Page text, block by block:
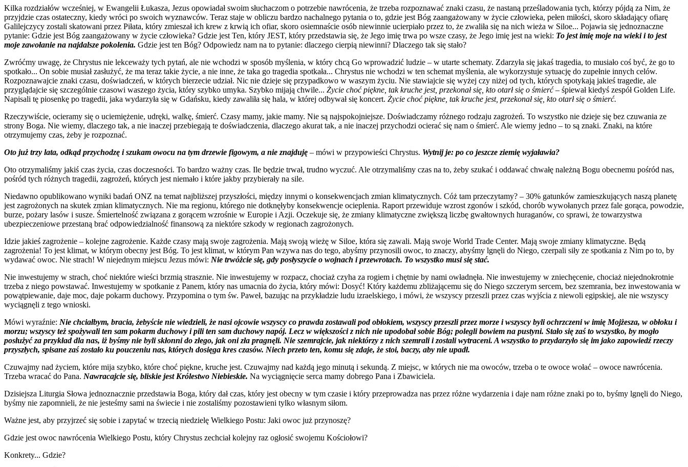
Kilka rozdziałów wcześniej, w Ewangelii Łukasza, Jezus opowiadał swoim słuchaczom o potrzebie nawrócenia, że trzeba rozpoznawać znaki czasu, że nastaną prześladowania tych, którzy pójdą za Nim, że
przyjdzie czas ostateczny, kiedy wróci po swoich wyznawców. Teraz staje w obliczu bardzo nachalnego pytania o to, gdzie jest Bóg zaangażowany w życie człowieka, pełen miłości, skoro składający ofiarę
Galilejczycy zostali skatowani przez Piłata, który zmieszał ich krew z krwią ich ofiar, skoro osiemnaście osób niewinnie ucierpiało przez to, że zwaliła się na nich wieża w Siloe... Pojawia się jednoznaczne
pytanie: Gdzie jest Bóg zaangażowany w życie człowieka? Gdzie jest Ten, który JEST, który przedstawia się, że Jego imię trwa po wsze czasy, że Jego imię jest na wieki: To jest imię moje na wieki i to jest
moje zawołanie na najdalsze pokolenia. Gdzie jest ten Bóg? Odpowiedz nam na to pytanie: dlaczego cierpią niewinni? Dlaczego tak się stało?
Zwróćmy uwagę, że Chrystus nie lekceważy tych pytań, ale nie wchodzi w sposób myślenia, w który chcą Go wprowadzić ludzie – w utarte schematy. Zdarzyła się jakaś tragedia, to musiało coś być, że go to
spotkało... On sobie musiał zasłużyć, że ma teraz takie życie, a nie inne, że taka go tragedia spotkała... Chrystus nie wchodzi w ten schemat myślenia, ale wykorzystuje sytuację do zupełnie innych celów.
Rozpoznawajcie znaki czasu, doświadczeń, w których bierzecie udział. Nic nie dzieje się przypadkowo w waszym życiu. Nie stawiajcie się wyżej czy niżej od tych, których spotykają jakieś tragedie, ale
przyglądajcie się szczególnie czasowi waszego życia, który szybko umyka. Szybko mijają chwile... Życie choć piękne, tak kruche jest, przekonał się, kto otarł się o śmierć– śpiewał kiedyś zespół Golden Life.
Napisali tę piosenkę po tragedii, jaka wydarzyła się w Gdańsku, kiedy zawaliła się hala, w której odbywał się koncert. Życie choć piękne, tak kruche jest, przekonał się, kto otarł się o śmierć.
Rzeczywiście, ocieramy się o uciemiężenie, udręki, walkę, śmierć. Czasy mamy, jakie mamy. Nie są najspokojniejsze. Doświadczamy różnego rodzaju zagrożeń. To wszystko nie dzieje się bez czuwania ze
strony Boga. Nie wiemy, dlaczego tak, a nie inaczej przebiegają te doświadczenia, dlaczego akurat tak, a nie inaczej przychodzi ocierać się nam o śmierć. Ale wiemy jedno – to są znaki. Znaki, na które
otrzymujemy czas, żeby je rozpoznać.
Oto już trzy lata, odkąd przychodzę i szukam owocu na tym drzewie figowym, a nie znajduję – mówi w przypowieści Chrystus. Wytnij je: po co jeszcze ziemię wyjaławia?
Oto otrzymaliśmy jakiś czas życia, czas doczesności. To bardzo ważny czas. Ile będzie trwał, trudno wyczuć. Ale otrzymaliśmy czas na to, żeby szukać i oddawać chwałę należną Bogu obecnemu pośród nas,
pośród tych różnych tragedii, zagrożeń, których jest niemało i które jakby przybierały na sile.
Niedawno opublikowano wyniki badań ONZ na temat najbliższej przyszłości, między innymi o konsekwencjach zmian klimatycznych. Cóż tam przeczytamy? – 30% gatunków zamieszkujących naszą planetę
jest zagrożonych na skutek zmian klimatycznych. Nie ma regionu, którego nie dotknęłyby konsekwencje ocieplenia. Raport przewiduje wzrost zgonów i szkód, chorób wywołanych przez fale gorąca, powodzie,
burze, pożary lasów i susze. Śmiertelność związana z gorącem wzrośnie w Europie i Azji. Oczekuje się, że zmiany klimatyczne zwiększą liczbę gwałtownych huraganów, co sprawi, że towarzystwa
ubezpieczeniowe przestaną brać odpowiedzialność finansową za niektóre szkody w regionach zagrożonych.
Idzie jakieś zagrożenie – kolejne zagrożenie. Każde czasy mają swoje zagrożenia. Mają swoją wieżę w Siloe, która się zawali. Mają swoje World Trade Center. Mają swoje zmiany klimatyczne. Będą
zagrożenia! To jest klimat, w którym obecny jest Bóg. To jest klimat, w którym Pan wzywa nas do tego, abyśmy przynosili owoc, to znaczy, abyśmy lgnęli do Niego, czerpali siły ze spotkania z Nim po to, by
wydawać owoc. Nie strach! W niejednym miejscu Jezus mówi: Nie trwóżcie się, gdy posłyszycie o wojnach i przewrotach. To wszystko musi się stać.
Nie inwestujemy w strach, choć niektóre wieści brzmią strasznie. Nie inwestujemy w rozpacz, chociaż czyha za rogiem i chętnie by nami owładnęła. Nie inwestujemy w zniechęcenie, chociaż niejednokrotnie
trzeba z niego powstawać. Inwestujemy w spotkanie z Panem, który nas umacnia do życia, który mówi: Dosyć! Który każdemu zbliżającemu się do Niego szczerym sercem, bez szemrania, bez inwestowania w
powątpiewanie, daje moc, daje pokarm duchowy. Przypomina o tym św. Paweł, bazując na przykładzie ludu izraelskiego, i mówi, że wszyscy przeszli przez czas wyjścia z niewoli egipskiej, ale nie wszyscy
wyciągnęli z tego wnioski.
Mówi wyraźnie: Nie chciałbym, bracia, żebyście nie wiedzieli, że nasi ojcowie wszyscy co prawda zostawali pod obłokiem, wszyscy przeszli przez morze i wszyscy byli ochrzczeni w imię Mojżesza, w obłoku i
morzu; wszyscy też spożywali ten sam pokarm duchowy i pili ten sam duchowy napój. Lecz w większości z nich nie upodobał sobie Bóg; polegli bowiem na pustyni. Stało się zaś to wszystko, by mogło
posłużyć za przykład dla nas, iż byśmy nie byli skłonni do złego, jak oni zła pragnęli. Nie szemrajcie, jak niektórzy z nich szemrali i zostali wytraceni. A wszystko to przydarzyło się im jako zapowiedź rzeczy
przyszłych, spisane zaś zostało ku pouczeniu nas, których dosięga kres czasów. Niech przeto ten, komu się zdaje, że stoi, baczy, aby nie upadł.
Czuwajmy nad życiem, które mija szybko, które choć piękne, kruche jest. Czuwajmy nad każdą jego minutą i sekundą. Z miejsc, w których nie ma owoców, trzeba o te owoce wołać – owoce nawrócenia.
Trzeba wracać do Pana. Nawracajcie się, bliskie jest Królestwo Niebieskie. Na wyciągnięcie serca mamy dobrego Pana i Zbawiciela.
Dzisiejsza Liturgia Słowa jednoznacznie przedstawia Boga, który dał czas, który jest obecny w tym czasie i który przeprowadza nas przez różne wydarzenia i daje nam różne znaki po to, byśmy lgnęli do Niego,
byśmy nie zapomnieli, że nie jesteśmy sami na świecie i nie zostaliśmy pozostawieni tylko własnym siłom.
Ważne jest, aby przyjrzeć się sobie i zapytać w trzecią niedzielę Wielkiego Postu: Jaki owoc już przynoszę?
Gdzie jest owoc nawrócenia Wielkiego Postu, który Chrystus zechciał kolejny raz ogłosić swojemu Kościołowi?
Konkrety... Gdzie?